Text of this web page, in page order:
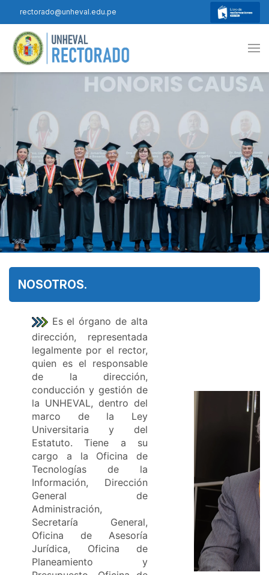
rectorado@unheval.edu.pe
NOSOTROS.
Es el órgano de alta
dirección, representada
legalmente por el rector,
quien es el responsable
de la dirección,
conducción y gestión de
la UNHEVAL, dentro del
marco de la Ley
Universitaria y del
Estatuto. Tiene a su
cargo a la Oficina de
Tecnologías de la
Información, Dirección
General de
Administración,
Secretaría General,
Oficina de Asesoría
Jurídica, Oficina de
Planeamiento y